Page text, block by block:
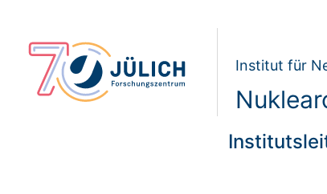
Institut für